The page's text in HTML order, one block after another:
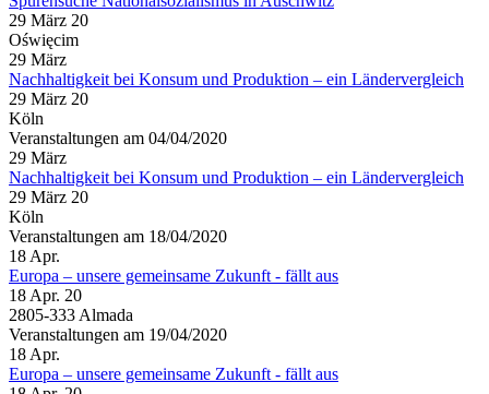
29 März 20
Oświęcim
29 März
Nachhaltigkeit bei Konsum und Produktion – ein Ländervergleich
29 März 20
Köln
Veranstaltungen am 04/04/2020
29 März
Nachhaltigkeit bei Konsum und Produktion – ein Ländervergleich
29 März 20
Köln
Veranstaltungen am 18/04/2020
18 Apr.
Europa – unsere gemeinsame Zukunft - fällt aus
18 Apr. 20
2805-333 Almada
Veranstaltungen am 19/04/2020
18 Apr.
Europa – unsere gemeinsame Zukunft - fällt aus